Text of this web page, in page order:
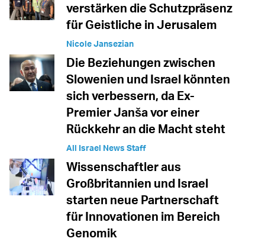
verstärken die Schutzpräsenz
für Geistliche in Jerusalem
Nicole Jansezian
Die Beziehungen zwischen
Slowenien und Israel könnten
sich verbessern, da Ex-
Premier Janša vor einer
Rückkehr an die Macht steht
All Israel News Staff
Wissenschaftler aus
Großbritannien und Israel
starten neue Partnerschaft
für Innovationen im Bereich
Genomik